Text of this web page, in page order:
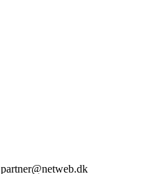
partner@netweb.dk